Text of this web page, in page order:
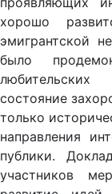
хорошо
эмигрантской
было
состояние
только
направления
публики.
участников